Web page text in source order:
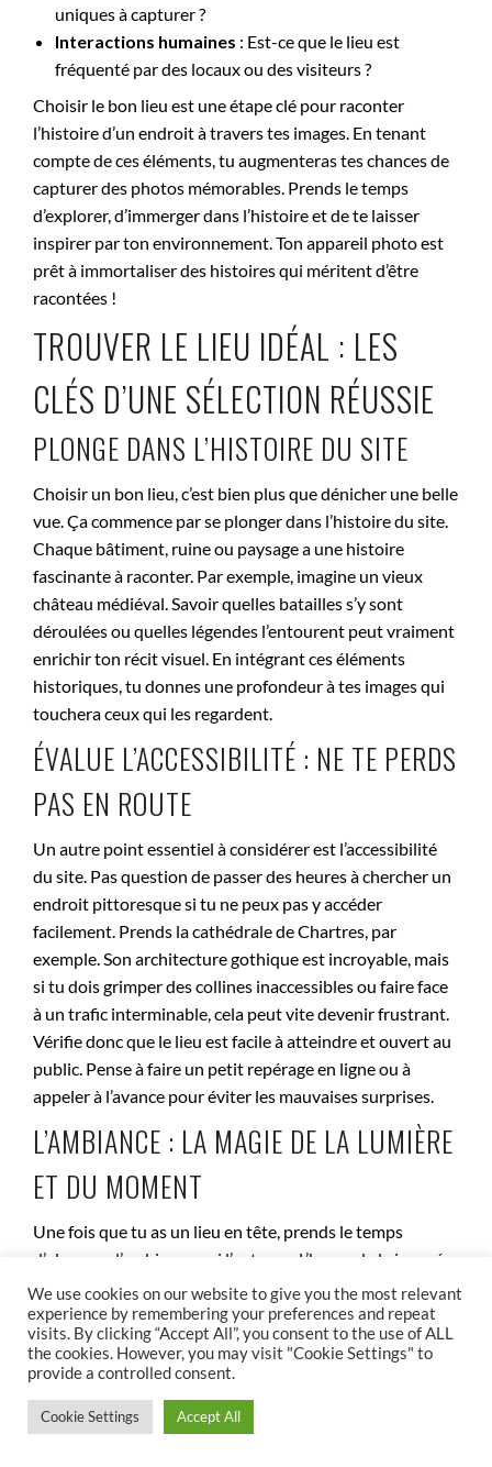
uniques à capturer ?
Interactions humaines : Est-ce que le lieu est
fréquenté par des locaux ou des visiteurs ?
Choisir le bon lieu est une étape clé pour raconter
l’histoire d’un endroit à travers tes images. En tenant
compte de ces éléments, tu augmenteras tes chances de
capturer des photos mémorables. Prends le temps
d’explorer, d’immerger dans l’histoire et de te laisser
inspirer par ton environnement. Ton appareil photo est
prêt à immortaliser des histoires qui méritent d’être
racontées !
TROUVER LE LIEU IDÉAL : LES
CLÉS D’UNE SÉLECTION RÉUSSIE
PLONGE DANS L’HISTOIRE DU SITE
Choisir un bon lieu, c’est bien plus que dénicher une belle
vue. Ça commence par se plonger dans l’histoire du site.
Chaque bâtiment, ruine ou paysage a une histoire
fascinante à raconter. Par exemple, imagine un vieux
château médiéval. Savoir quelles batailles s’y sont
déroulées ou quelles légendes l’entourent peut vraiment
enrichir ton récit visuel. En intégrant ces éléments
historiques, tu donnes une profondeur à tes images qui
touchera ceux qui les regardent.
ÉVALUE L’ACCESSIBILITÉ : NE TE PERDS
PAS EN ROUTE
Un autre point essentiel à considérer est l’accessibilité
du site. Pas question de passer des heures à chercher un
endroit pittoresque si tu ne peux pas y accéder
facilement. Prends la cathédrale de Chartres, par
exemple. Son architecture gothique est incroyable, mais
si tu dois grimper des collines inaccessibles ou faire face
à un trafic interminable, cela peut vite devenir frustrant.
Vérifie donc que le lieu est facile à atteindre et ouvert au
public. Pense à faire un petit repérage en ligne ou à
appeler à l’avance pour éviter les mauvaises surprises.
L’AMBIANCE : LA MAGIE DE LA LUMIÈRE
ET DU MOMENT
Une fois que tu as un lieu en tête, prends le temps
d’observer l’ambiance qui l’entoure. L’heure de la journée
peut transformer une image ordinaire en une œuvre
d’art. Imagine un vieux phare au lever du soleil,
enveloppé de brume. Ça crée une atmosphère
mystérieuse et poétique. À l’inverse, le même phare sous
un ciel bleu éclatant aura une toute autre allure. N’hésite
pas à visiter le site à différents moments pour voir ce qui
We use cookies on our website to give you the most relevant
experience by remembering your preferences and repeat
visits. By clicking “Accept All”, you consent to the use of ALL
the cookies. However, you may visit "Cookie Settings" to
provide a controlled consent.
Cookie Settings Accept All